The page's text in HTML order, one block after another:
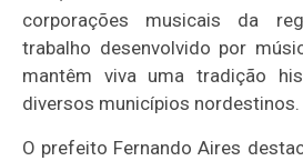
corporações musicais da
trabalho desenvolvido por
mantêm viva uma tradição
diversos municípios nordestinos.
O prefeito Fernando Aires